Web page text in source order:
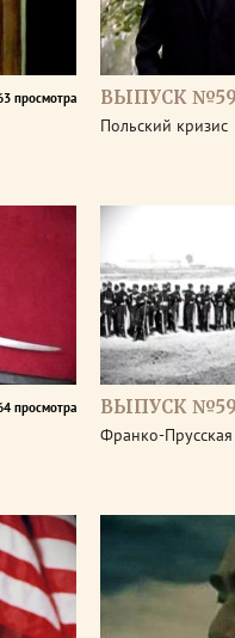
просмотра ВЫПУСК
Польский кризис
просмотра ВЫПУСК
Франко-